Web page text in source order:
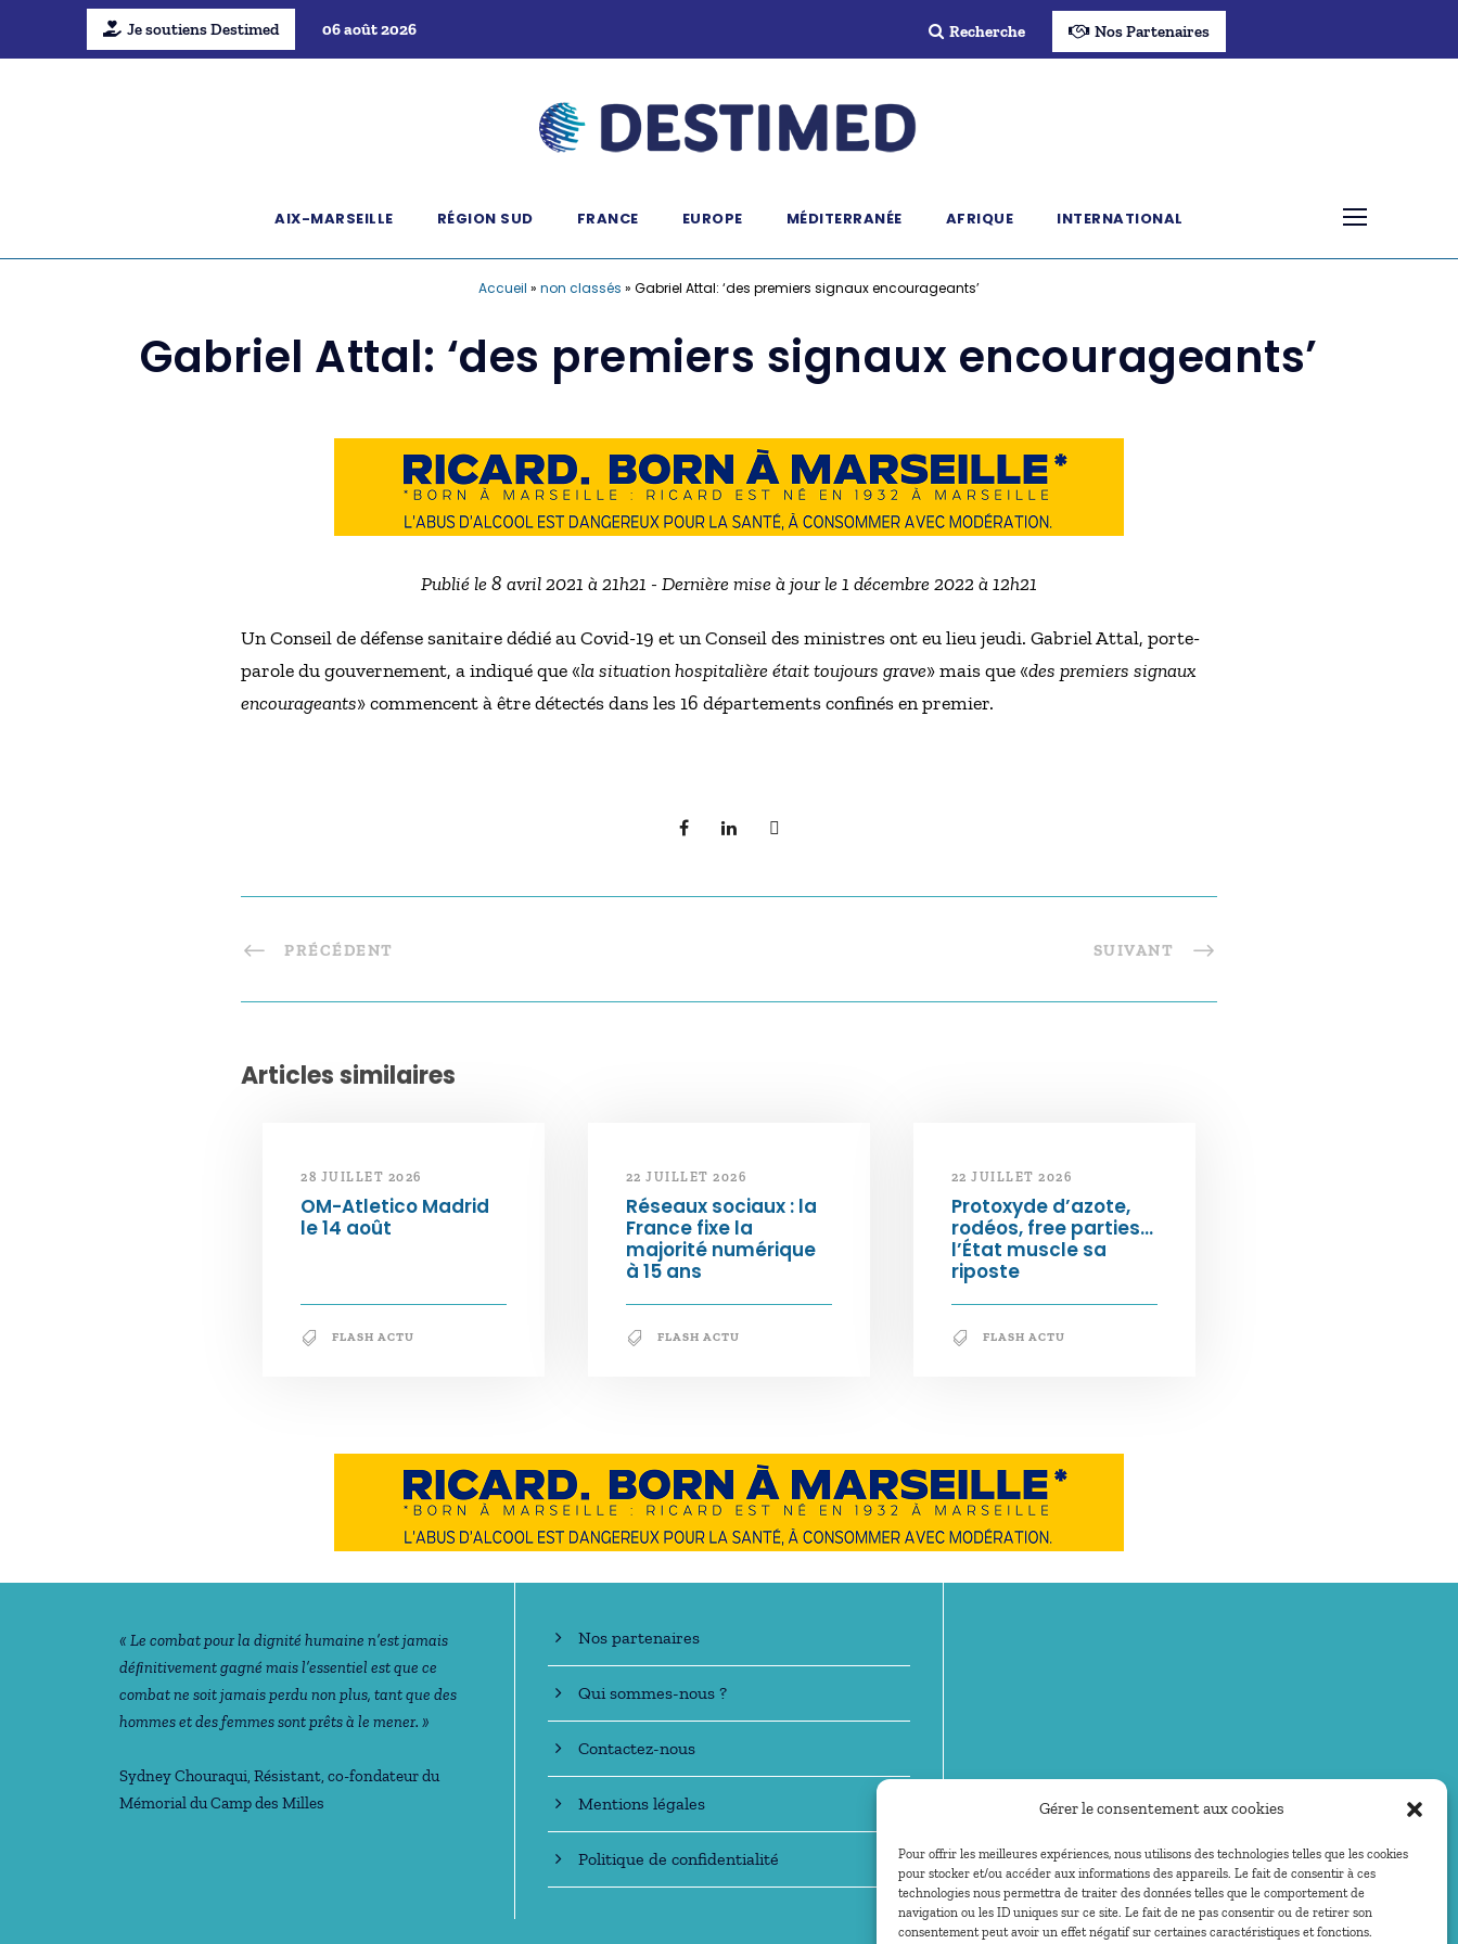
Gérer le consentement aux cookies
Pour offrir les meilleures expériences, nous utilisons des technologies telles que les cookies
pour stocker et/ou accéder aux informations des appareils. Le fait de consentir à ces
technologies nous permettra de traiter des données telles que le comportement de
navigation ou les ID uniques sur ce site. Le fait de ne pas consentir ou de retirer son
consentement peut avoir un effet négatif sur certaines caractéristiques et fonctions.
Je soutiens Destimed 06 août 2026 Recherche Nos Partenaires
AIX-MARSEILLE RÉGION SUD FRANCE EUROPE MÉDITERRANÉE AFRIQUE INTERNATIONAL
Accueil » non classés » Gabriel Attal: ‘des premiers signaux encourageants’
Gabriel Attal: ‘des premiers signaux encourageants’
Publié le 8 avril 2021 à 21h21 - Dernière mise à jour le 1 décembre 2022 à 12h21
Un Conseil de défense sanitaire dédié au Covid-19 et un Conseil des ministres ont eu lieu jeudi. Gabriel Attal, porte-
parole du gouvernement, a indiqué que «la situation hospitalière était toujours grave» mais que «des premiers signaux
encourageants» commencent à être détectés dans les 16 départements confinés en premier.
PRÉCÉDENT SUIVANT
Articles similaires
28 JUILLET 2026
OM-Atletico Madrid
le 14 août
FLASH ACTU
22 JUILLET 2026
Réseaux sociaux : la
France fixe la
majorité numérique
à 15 ans
FLASH ACTU
22 JUILLET 2026
Protoxyde d’azote,
rodéos, free parties…
l’État muscle sa
riposte
FLASH ACTU
Notre philosophie
« Le combat pour la dignité humaine n’est jamais
déﬁnitivement gagné mais l’essentiel est que ce
combat ne soit jamais perdu non plus, tant que des
hommes et des femmes sont prêts à le mener. »
Sydney Chouraqui, Résistant, co-fondateur du
Mémorial du Camp des Milles
En savoir +
Nos partenaires
Qui sommes-nous ?
Contactez-nous
Mentions légales
Politique de confidentialité